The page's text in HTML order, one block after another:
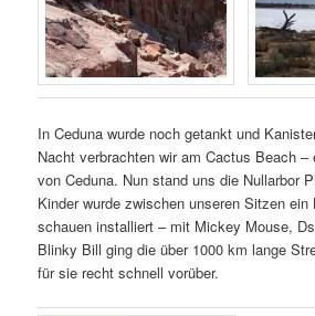
In Ceduna wurde noch getankt und
Nacht verbrachten wir am Cactus Beach
von Ceduna. Nun stand uns die Nullarbor
Kinder wurde zwischen unseren Sitzen
schauen installiert – mit Mickey Mouse,
Blinky Bill ging die über 1000 km lange
für sie recht schnell vorüber.